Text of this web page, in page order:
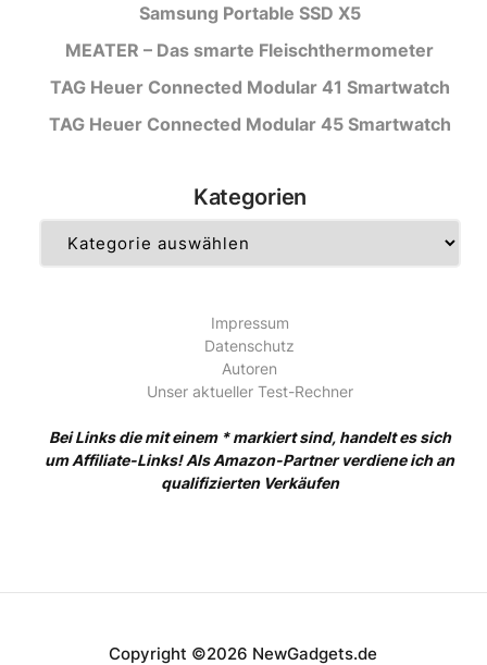
Samsung Portable SSD X5
MEATER – Das smarte Fleischthermometer
TAG Heuer Connected Modular 41 Smartwatch
TAG Heuer Connected Modular 45 Smartwatch
Kategorien
Impressum
Datenschutz
Autoren
Unser aktueller Test-Rechner
Bei Links die mit einem * markiert sind, handelt es sich
um Affiliate-Links! Als Amazon-Partner verdiene ich an
qualifizierten Verkäufen
Copyright ©2026 NewGadgets.de